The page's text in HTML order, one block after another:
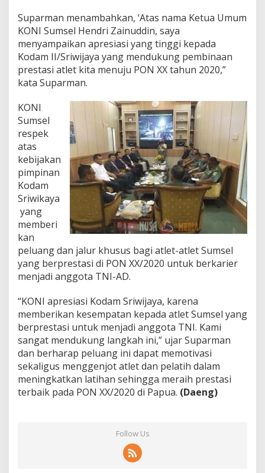
Suparman menambahkan, ‘Atas nama Ketua Umum
KONI Sumsel Hendri Zainuddin, saya
menyampaikan apresiasi yang tinggi kepada
Kodam II/Sriwijaya yang mendukung pembinaan
prestasi atlet kita menuju PON XX tahun 2020,”
kata Suparman.
KONI
Sumsel
respek
atas
kebijakan
pimpinan
Kodam
Sriwikaya
yang
memberi
kan
peluang dan jalur khusus bagi atlet-atlet Sumsel
yang berprestasi di PON XX/2020 untuk berkarier
menjadi anggota TNI-AD.
“KONI apresiasi Kodam Sriwijaya, karena
memberikan kesempatan kepada atlet Sumsel yang
berprestasi untuk menjadi anggota TNI. Kami
sangat mendukung langkah ini,” ujar Suparman
dan berharap peluang ini dapat memotivasi
sekaligus menggenjot atlet dan pelatih dalam
meningkatkan latihan sehingga meraih prestasi
terbaik pada PON XX/2020 di Papua. (Daeng)
Follow Us